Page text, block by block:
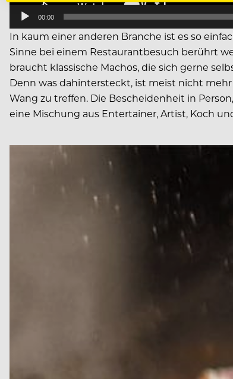
00:00
In kaum einer anderen Branche ist es so
Sinne bei einem Restaurantbesuch berührt
braucht klassische Machos, die sich gerne
Denn was dahintersteckt, ist meist nicht
Wang zu treffen. Die Bescheidenheit in
eine Mischung aus Entertainer, Artist, Koch